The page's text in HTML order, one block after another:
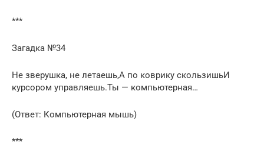
***
Загадка №34
Не зверушка, не летаешь,А по коврику скользишьИ
курсором управляешь.Ты — компьютерная…
(Ответ: Компьютерная мышь)
***